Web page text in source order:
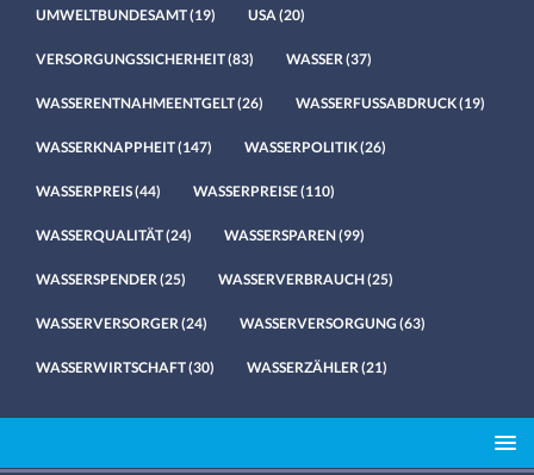
UMWELTBUNDESAMT(19) USA (20)
VERSORGUNGSSICHERHEIT(83) WASSER (37)
WASSERENTNAHMEENTGELT(26) WASSERFUSSABDRUCK(19)
WASSERKNAPPHEIT(147) WASSERPOLITIK(26)
WASSERPREIS(44) WASSERPREISE(110)
WASSERQUALITÄT(24) WASSERSPAREN(99)
WASSERSPENDER (25) WASSERVERBRAUCH(25)
WASSERVERSORGER (24) WASSERVERSORGUNG (63)
WASSERWIRTSCHAFT(30) WASSERZÄHLER (21)